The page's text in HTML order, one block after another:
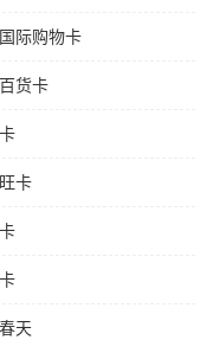
际购物卡
货卡
卡
天